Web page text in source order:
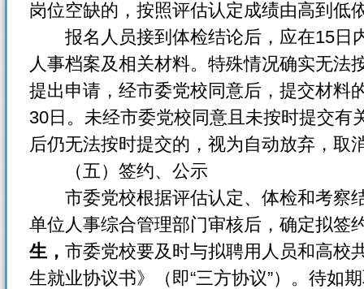
岗位空缺的，按照评估认定成绩由高到低
报名人员接到体检结论后，应在15日
人事档案及相关材料。特殊情况确实无法
提出申请，经市委党校同意后，提交材料
30日。未经市委党校同意且未按时提交有
后仍无法按时提交的，视为自动放弃，取
（五）签约、公示
市委党校根据评估认定、体检和考察
单位人事综合管理部门审核后，确定拟签
生， 市委党校要及时与拟聘用人员和高校
生就业协议书》（即“三方协议”）。待如